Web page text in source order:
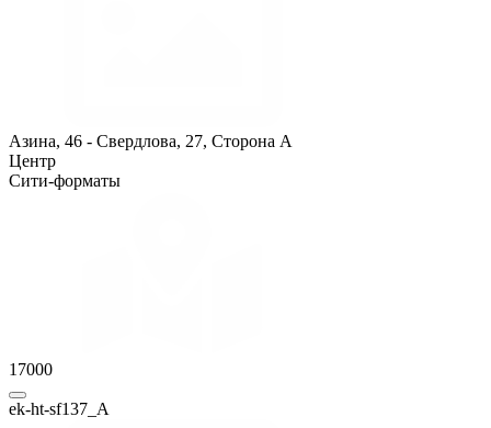
Азина, 46 - Свердлова, 27, Сторона A
Центр
Сити-форматы
17000
ek-ht-sf137_A